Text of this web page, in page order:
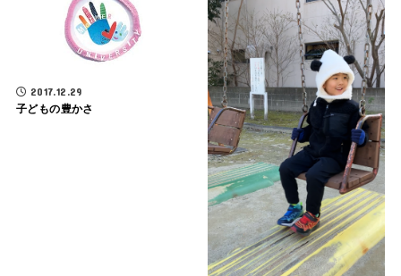
2017.12.29
子どもの豊かさ